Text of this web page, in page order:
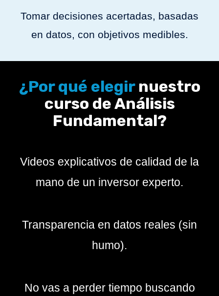
Tomar decisiones acertadas, basadas
en datos, con objetivos medibles.
¿Por qué elegirnuestro
curso de Análisis
Fundamental?
Videos explicativos de calidad de la
mano de un inversor experto.
Transparencia en datos reales (sin
humo).
No vas a perder tiempo buscando